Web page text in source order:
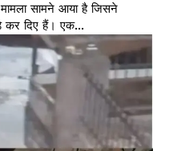
सामने आया है जिसने
कर दिए हैं। एक...